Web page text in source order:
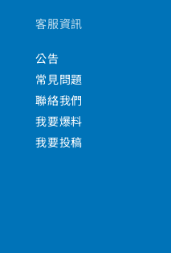
客服資訊
公告
常見問題
聯絡我們
我要爆料
我要投稿